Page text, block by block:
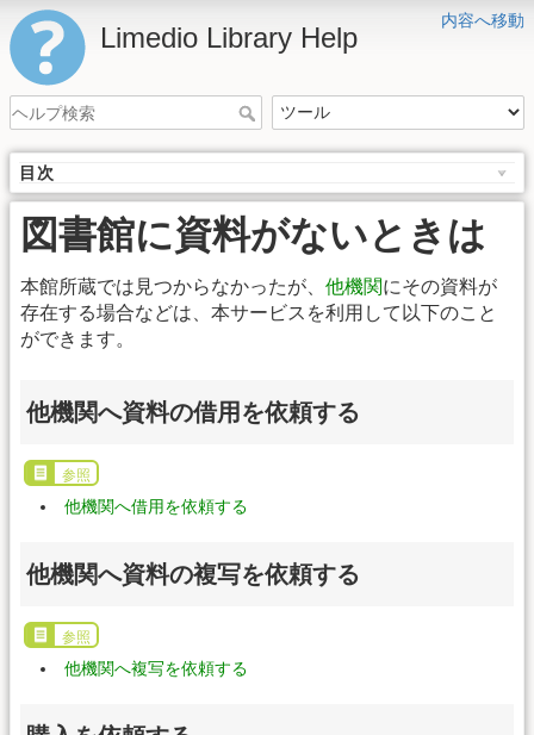
内容へ移動
Limedio Library Help
目次
図書館に資料がないときは
本館所蔵では見つからなかったが、 他機関にその資料が
存在する場合などは、本サービスを利用して以下のこと
ができます。
他機関へ資料の借用を依頼する
参照
他機関へ借用を依頼する
他機関へ資料の複写を依頼する
参照
他機関へ複写を依頼する